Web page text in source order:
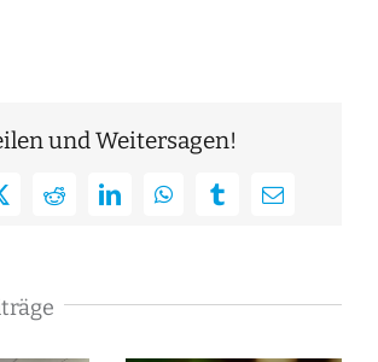
und Weitersagen!
RedditLinkedInWhatsAppTumblrE-